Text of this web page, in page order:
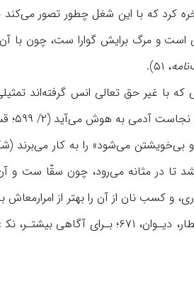
‌کرد که با این شغل چطور تصور
است و مرگ برایش گوارا ست، چون با
، ۵۱).
با غیر حق تعالى انس گرفته‌اند
تا در مثانه می‌رود، چون سقّا ست و آن
را برای جامعه ضروری، و کسب نان از آن را بهتر از